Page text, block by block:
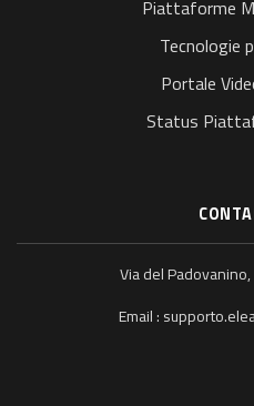
Piattaforme
Tecnologie
Portale
Status
Via del